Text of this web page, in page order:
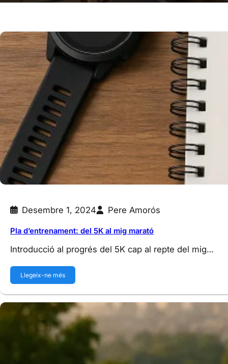
Desembre 1, 2024 Pere Amorós
Pla d’entrenament: del 5K al mig marató
Introducció al progrés del 5K cap al repte del mig…
Llegeix-ne més